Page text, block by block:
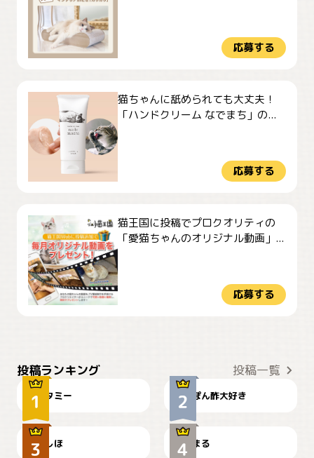
応募する
猫ちゃんに舐められても大丈夫！
「ハンドクリーム なでまち」の...
応募する
猫王国に投稿でプロクオリティの
「愛猫ちゃんのオリジナル動画」...
応募する
投稿ランキング 投稿一覧
タミー ぽん酢大好き
お弁当になりたいにゃ😽
しほ
🤦‍♀️
まる
かわいい毛玉つき 暑い日が続くにゃ